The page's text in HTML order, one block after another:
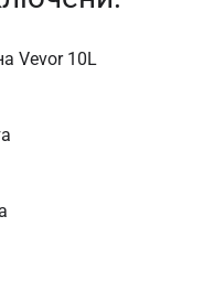
Vevor 10L